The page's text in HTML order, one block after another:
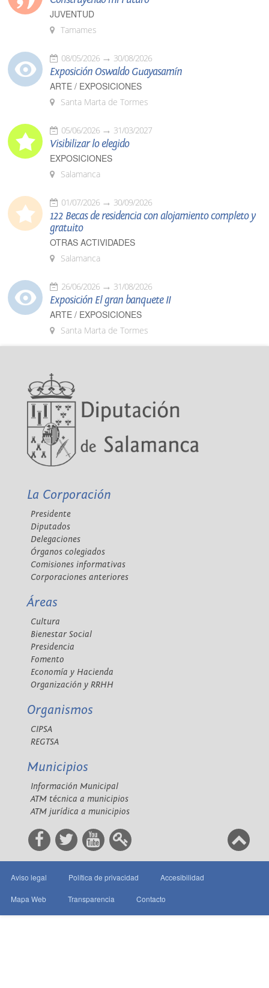
JUVENTUD
Tamames
08/05/2026 30/08/2026
Exposición Oswaldo Guayasamín
ARTE / EXPOSICIONES
Santa Marta de Tormes
05/06/2026 31/03/2027
Visibilizar lo elegido
EXPOSICIONES
Salamanca
01/07/2026 30/09/2026
122 Becas de residencia con alojamiento completo y
gratuito
OTRAS ACTIVIDADES
Salamanca
26/06/2026 31/08/2026
Exposición El gran banquete II
ARTE / EXPOSICIONES
Santa Marta de Tormes
La Corporación
Presidente
Diputados
Delegaciones
Órganos colegiados
Comisiones informativas
Corporaciones anteriores
Áreas
Cultura
Bienestar Social
Presidencia
Fomento
Economía y Hacienda
Organización y RRHH
Organismos
CIPSA
REGTSA
Municipios
Información Municipal
ATM técnica a municipios
ATM jurídica a municipios
Aviso legal Política de privacidad Accesibilidad
Mapa Web Transparencia Contacto